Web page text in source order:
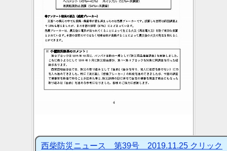
西柴防災ニュース 第39号 2019.11.25 クリック